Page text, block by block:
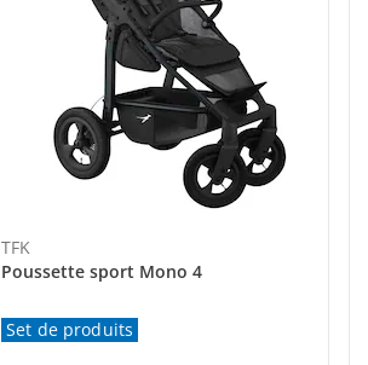
TFK
Poussette sport Mono 4
Set de produits